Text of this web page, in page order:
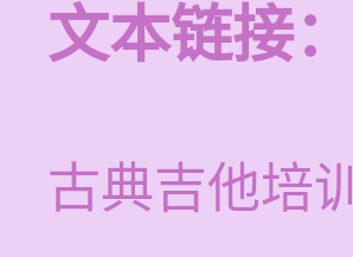
文本链接：
古典吉他培训